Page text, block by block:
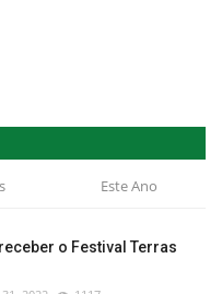
Este Ano
o Festival Terras